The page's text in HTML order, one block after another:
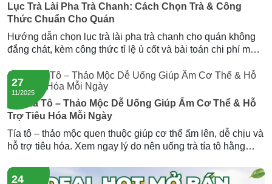
Lục Trà Lài Pha Trà Chanh: Cách Chọn Trà & Công
Thức Chuẩn Cho Quán
Hướng dẫn chọn lục trà lài pha trà chanh cho quán không
đắng chát, kèm công thức tỉ lệ ủ cốt và bài toán chi phí mỗi
27
11/2025
Trà Tía Tô – Thảo Mộc Dễ Uống Giúp Ấm Cơ Thể & Hỗ
Trợ Tiêu Hóa Mỗi Ngày
Tía tô – thảo mộc quen thuộc giúp cơ thể ấm lên, dễ chịu và
hỗ trợ tiêu hóa. Xem ngay lý do nên uống trà tía tô hằng
24